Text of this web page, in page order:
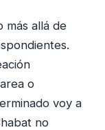
más allá de
o
voy a
no